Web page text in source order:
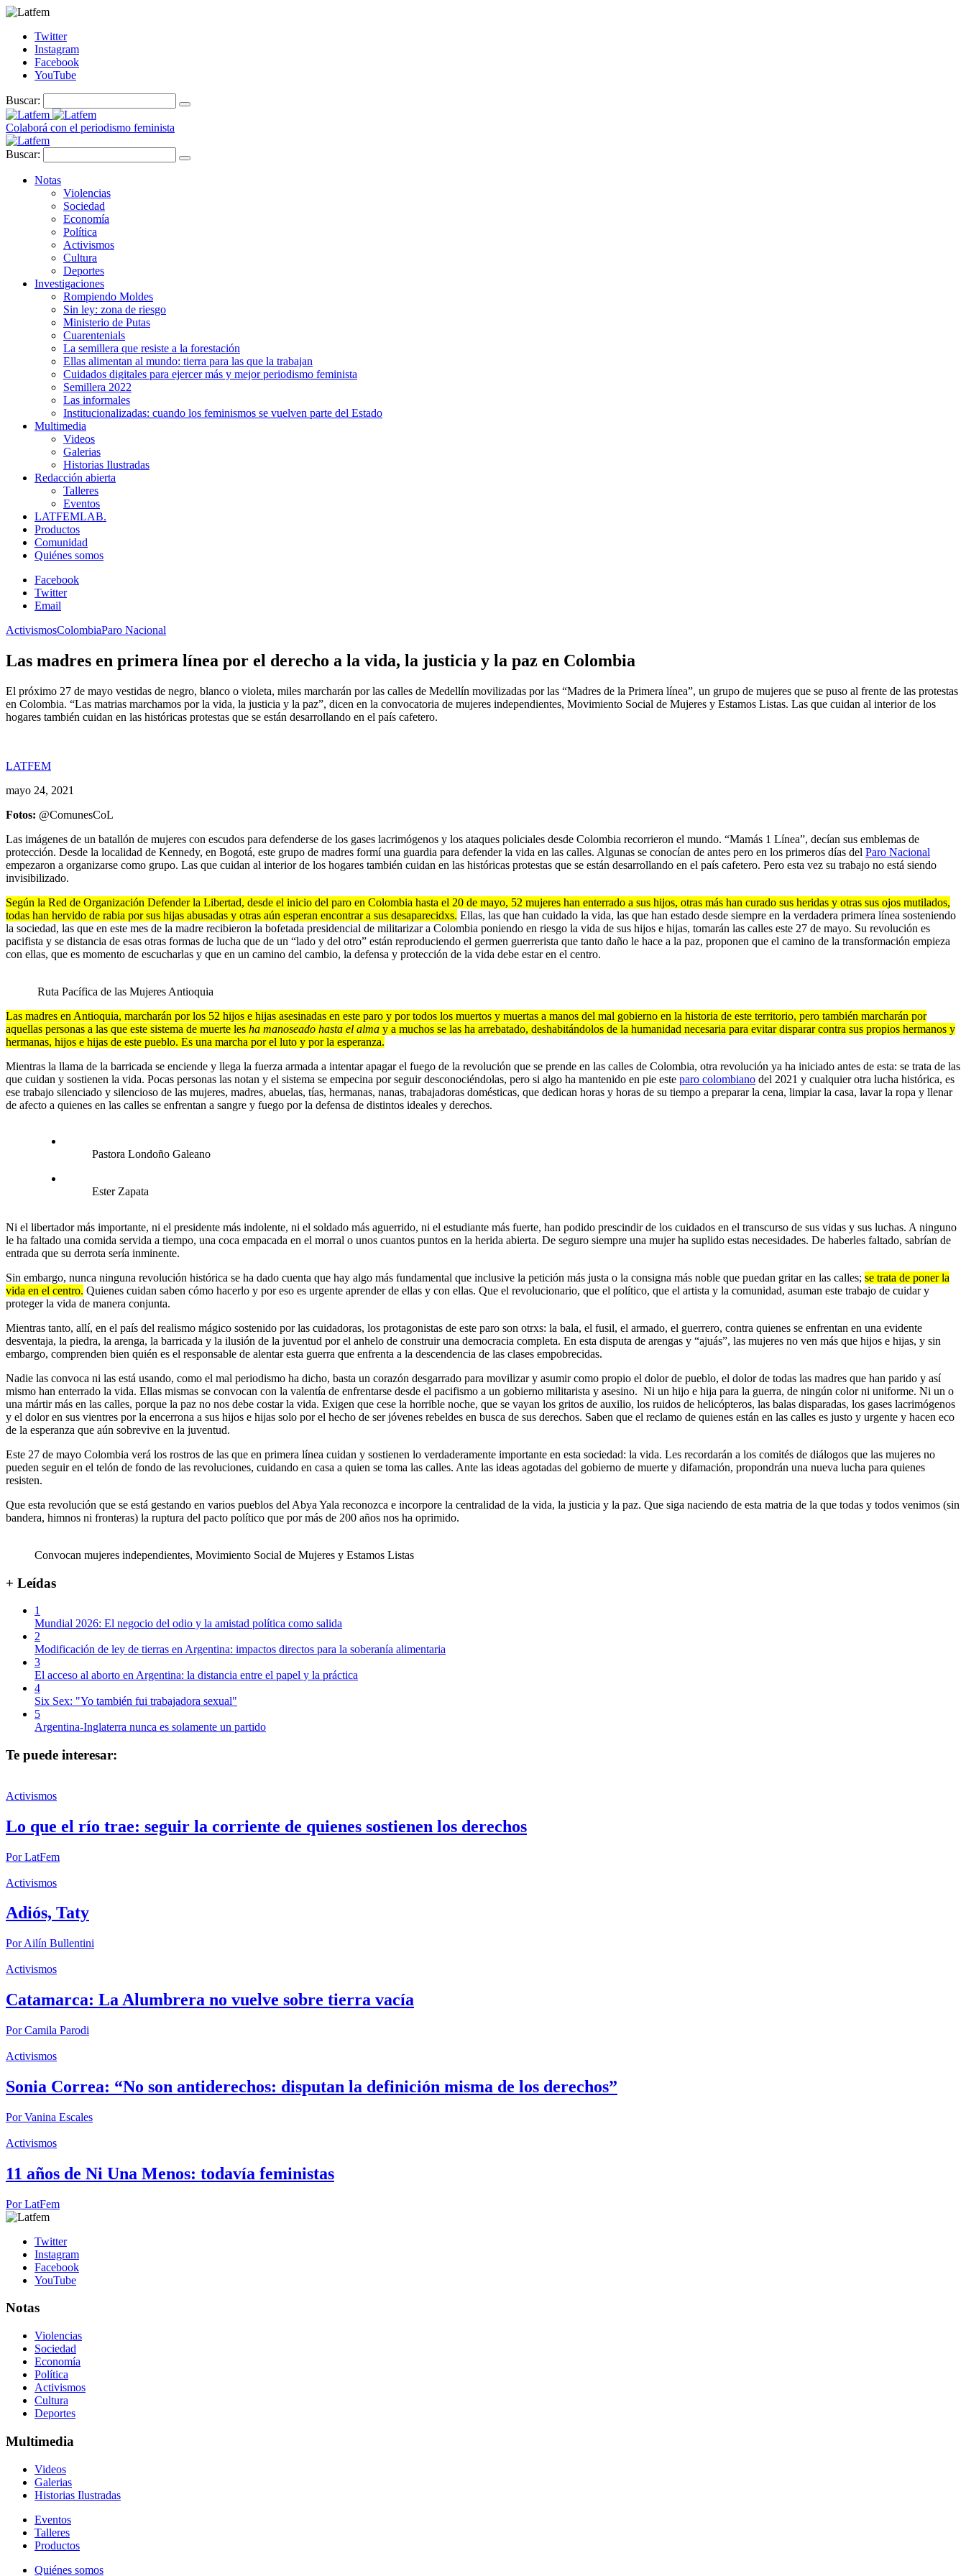
Twitter
Instagram
Facebook
YouTube
Buscar:
Colaborá con el periodismo feminista
Buscar:
Notas
Violencias
Sociedad
Economía
Política
Activismos
Cultura
Deportes
Investigaciones
Rompiendo Moldes
Sin ley: zona de riesgo
Ministerio de Putas
Cuarentenials
La semillera que resiste a la forestación
Ellas alimentan al mundo: tierra para las que la trabajan
Cuidados digitales para ejercer más y mejor periodismo feminista
Semillera 2022
Las informales
Institucionalizadas: cuando los feminismos se vuelven parte del Estado
Multimedia
Videos
Galerias
Historias Ilustradas
Redacción abierta
Talleres
Eventos
LATFEMLAB.
Productos
Comunidad
Quiénes somos
Facebook
Twitter
Email
ActivismosColombiaParo Nacional
Las madres en primera línea por el derecho a la vida, la justicia y la paz en Colombia
El próximo 27 de mayo vestidas de negro, blanco o violeta, miles marcharán por las calles de Medellín movilizadas por las “Madres de la Primera línea”, un grupo de mujeres que se puso al frente de las protestas
en Colombia. “Las matrias marchamos por la vida, la justicia y la paz”, dicen en la convocatoria de mujeres independientes, Movimiento Social de Mujeres y Estamos Listas. Las que cuidan al interior de los
hogares también cuidan en las históricas protestas que se están desarrollando en el país cafetero.
LATFEM
mayo 24, 2021
Fotos: @ComunesCoL
Las imágenes de un batallón de mujeres con escudos para defenderse de los gases lacrimógenos y los ataques policiales desde Colombia recorrieron el mundo. “Mamás 1 Línea”, decían sus emblemas de
protección. Desde la localidad de Kennedy, en Bogotá, este grupo de madres formí una guardia para defender la vida en las calles. Algunas se conocían de antes pero en los primeros días del Paro Nacional
empezaron a organizarse como grupo. Las que cuidan al interior de los hogares también cuidan en las históricas protestas que se están desarrollando en el país cafetero. Pero esta vez su trabajo no está siendo
invisibilizado.
Según la Red de Organización Defender la Libertad, desde el inicio del paro en Colombia hasta el 20 de mayo, 52 mujeres han enterrado a sus hijos, otras más han curado sus heridas y otras sus ojos mutilados,
todas han hervido de rabia por sus hijas abusadas y otras aún esperan encontrar a sus desaparecidxs. Ellas, las que han cuidado la vida, las que han estado desde siempre en la verdadera primera línea sosteniendo
la sociedad, las que en este mes de la madre recibieron la bofetada presidencial de militarizar a Colombia poniendo en riesgo la vida de sus hijos e hijas, tomarán las calles este 27 de mayo. Su revolución es
pacifista y se distancia de esas otras formas de lucha que de un “lado y del otro” están reproduciendo el germen guerrerista que tanto daño le hace a la paz, proponen que el camino de la transformación empieza
con ellas, que es momento de escucharlas y que en un camino del cambio, la defensa y protección de la vida debe estar en el centro.
Ruta Pacífica de las Mujeres Antioquia
Las madres en Antioquia, marcharán por los 52 hijos e hijas asesinadas en este paro y por todos los muertos y muertas a manos del mal gobierno en la historia de este territorio, pero también marcharán por
aquellas personas a las que este sistema de muerte les ha manoseado hasta el alma y a muchos se las ha arrebatado, deshabitándolos de la humanidad necesaria para evitar disparar contra sus propios hermanos y
hermanas, hijos e hijas de este pueblo. Es una marcha por el luto y por la esperanza.
Mientras la llama de la barricada se enciende y llega la fuerza armada a intentar apagar el fuego de la revolución que se prende en las calles de Colombia, otra revolución ya ha iniciado antes de esta: se trata de las
que cuidan y sostienen la vida. Pocas personas las notan y el sistema se empecina por seguir desconociéndolas, pero si algo ha mantenido en pie este paro colombiano del 2021 y cualquier otra lucha histórica, es
ese trabajo silenciado y silencioso de las mujeres, madres, abuelas, tías, hermanas, nanas, trabajadoras domésticas, que dedican horas y horas de su tiempo a preparar la cena, limpiar la casa, lavar la ropa y llenar
de afecto a quienes en las calles se enfrentan a sangre y fuego por la defensa de distintos ideales y derechos.
Pastora Londoño Galeano
Ester Zapata
Ni el libertador más importante, ni el presidente más indolente, ni el soldado más aguerrido, ni el estudiante más fuerte, han podido prescindir de los cuidados en el transcurso de sus vidas y sus luchas. A ninguno
le ha faltado una comida servida a tiempo, una coca empacada en el morral o unos cuantos puntos en la herida abierta. De seguro siempre una mujer ha suplido estas necesidades. De haberles faltado, sabrían de
entrada que su derrota sería inminente.
Sin embargo, nunca ninguna revolución histórica se ha dado cuenta que hay algo más fundamental que inclusive la petición más justa o la consigna más noble que puedan gritar en las calles; se trata de poner la
vida en el centro. Quienes cuidan saben cómo hacerlo y por eso es urgente aprender de ellas y con ellas. Que el revolucionario, que el político, que el artista y la comunidad, asuman este trabajo de cuidar y
proteger la vida de manera conjunta.
Mientras tanto, allí, en el país del realismo mágico sostenido por las cuidadoras, los protagonistas de este paro son otrxs: la bala, el fusil, el armado, el guerrero, contra quienes se enfrentan en una evidente
desventaja, la piedra, la arenga, la barricada y la ilusión de la juventud por el anhelo de construir una democracia completa. En esta disputa de arengas y “ajuás”, las mujeres no ven más que hijos e hijas, y sin
embargo, comprenden bien quién es el responsable de alentar esta guerra que enfrenta a la descendencia de las clases empobrecidas.
Nadie las convoca ni las está usando, como el mal periodismo ha dicho, basta un corazón desgarrado para movilizar y asumir como propio el dolor de pueblo, el dolor de todas las madres que han parido y así
mismo han enterrado la vida. Ellas mismas se convocan con la valentía de enfrentarse desde el pacifismo a un gobierno militarista y asesino. Ni un hijo e hija para la guerra, de ningún color ni uniforme. Ni un o
una mártir más en las calles, porque la paz no nos debe costar la vida. Exigen que cese la horrible noche, que se vayan los gritos de auxilio, los ruidos de helicópteros, las balas disparadas, los gases lacrimógenos
y el dolor en sus vientres por la encerrona a sus hijos e hijas solo por el hecho de ser jóvenes rebeldes en busca de sus derechos. Saben que el reclamo de quienes están en las calles es justo y urgente y hacen eco
de la esperanza que aún sobrevive en la juventud.
Este 27 de mayo Colombia verá los rostros de las que en primera línea cuidan y sostienen lo verdaderamente importante en esta sociedad: la vida. Les recordarán a los comités de diálogos que las mujeres no
pueden seguir en el telón de fondo de las revoluciones, cuidando en casa a quien se toma las calles. Ante las ideas agotadas del gobierno de muerte y difamación, propondrán una nueva lucha para quienes
resisten.
Que esta revolución que se está gestando en varios pueblos del Abya Yala reconozca e incorpore la centralidad de la vida, la justicia y la paz. Que siga naciendo de esta matria de la que todas y todos venimos (sin
bandera, himnos ni fronteras) la ruptura del pacto político que por más de 200 años nos ha oprimido.
Convocan mujeres independientes, Movimiento Social de Mujeres y Estamos Listas
+ Leídas
1
Mundial 2026: El negocio del odio y la amistad política como salida
2
Modificación de ley de tierras en Argentina: impactos directos para la soberanía alimentaria
3
El acceso al aborto en Argentina: la distancia entre el papel y la práctica
4
Six Sex: "Yo también fui trabajadora sexual"
5
Argentina-Inglaterra nunca es solamente un partido
Te puede interesar:
Activismos
Lo que el río trae: seguir la corriente de quienes sostienen los derechos
PorLatFem
Activismos
Adiós, Taty
PorAilín Bullentini
Activismos
Catamarca: La Alumbrera no vuelve sobre tierra vacía
PorCamila Parodi
Activismos
Sonia Correa: “No son antiderechos: disputan la definición misma de los derechos”
PorVanina Escales
Activismos
11 años de Ni Una Menos: todavía feministas
PorLatFem
Twitter
Instagram
Facebook
YouTube
Notas
Violencias
Sociedad
Economía
Política
Activismos
Cultura
Deportes
Multimedia
Videos
Galerias
Historias Ilustradas
Eventos
Talleres
Productos
Quiénes somos